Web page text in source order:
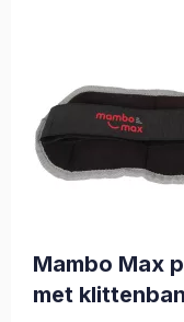
Mambo Max
met